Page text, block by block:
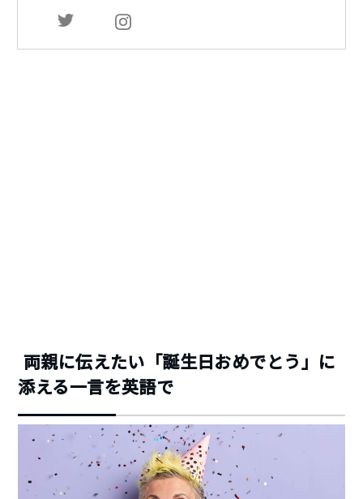
両親に伝えたい「誕生日おめでとう」に
添える一言を英語で